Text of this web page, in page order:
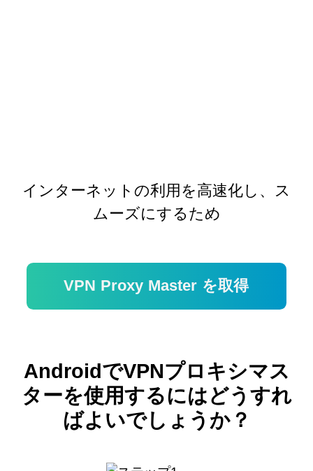
インターネットの利用を高速化し、ス
ムーズにするため
VPN Proxy Master を取得
AndroidでVPNプロキシマス
ターを使用するにはどうすれ
ばよいでしょうか？